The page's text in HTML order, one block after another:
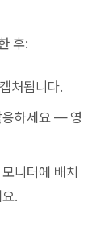
후:
처됩니다.
용하세요 — 영
니터에 배치
.